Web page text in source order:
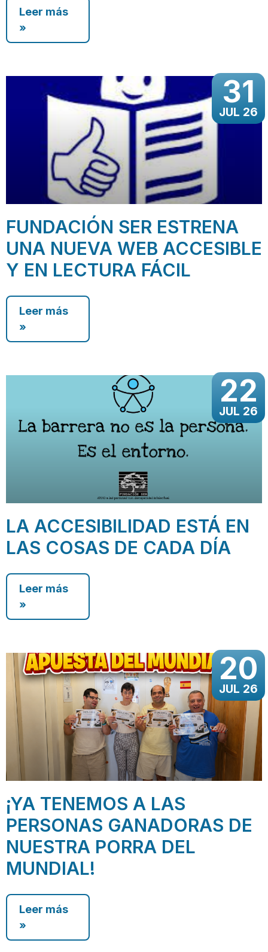
Leer más
»
31
JUL 26
FUNDACIÓN SER ESTRENA
UNA NUEVA WEB ACCESIBLE
Y EN LECTURA FÁCIL
Leer más
»
22
JUL 26
LA ACCESIBILIDAD ESTÁ EN
LAS COSAS DE CADA DÍA
Leer más
»
20
JUL 26
¡YA TENEMOS A LAS
PERSONAS GANADORAS DE
NUESTRA PORRA DEL
MUNDIAL!
Leer más
»